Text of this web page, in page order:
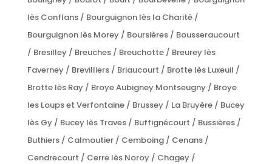
lès Conflans / Bourguignon lès la Charité /
Bourguignon lès Morey / Boursières / Bousseraucourt
/ Bresilley / Breuches / Breuchotte / Breurey lès
Faverney / Brevilliers / Briaucourt / Brotte lès Luxeuil /
Brotte lès Ray / Broye Aubigney Montseugny / Broye
les Loups et Verfontaine / Brussey / La Bruyère / Bucey
lès Gy / Bucey lès Traves / Buffignécourt / Bussières /
Buthiers / Calmoutier / Cemboing / Cenans /
Cendrecourt / Cerre lès Noroy / Chagey /